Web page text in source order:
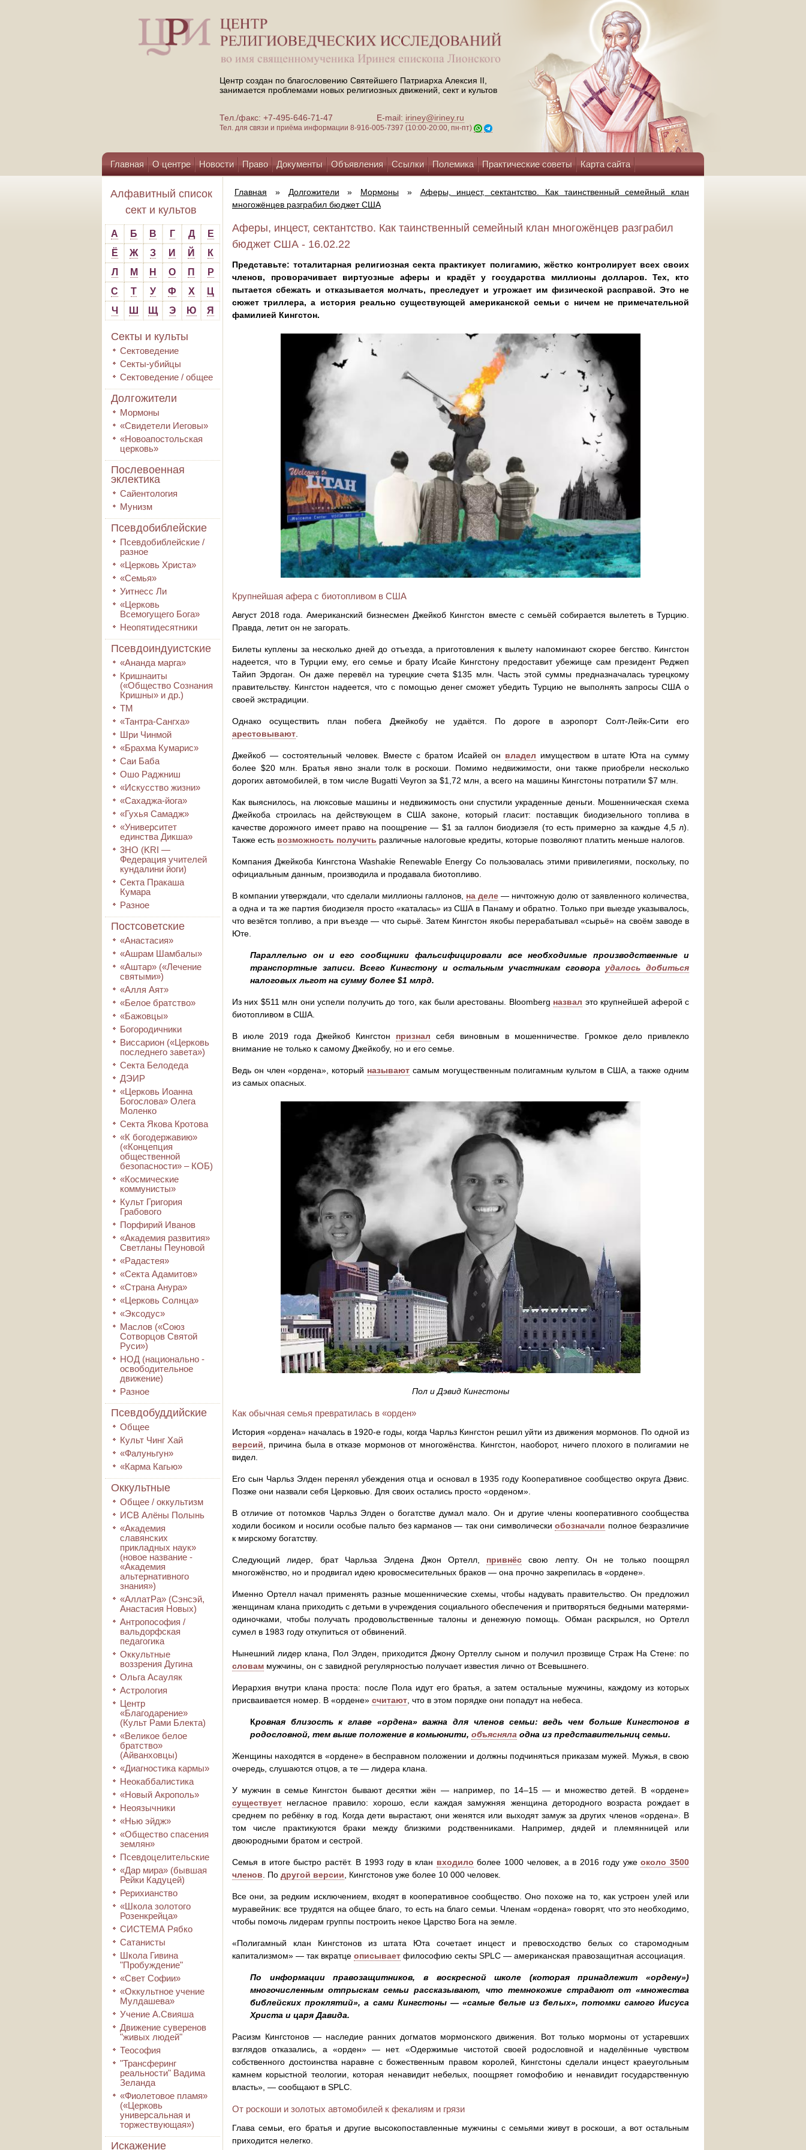
Центр создан по благословению Святейшего Патриарха Алексия II,
занимается проблемами новых религиозных движений, сект и культов
Тел./факс: +7-495-646-71-47 E-mail: iriney@iriney.ru
Тел. для связи и приёма информации 8-916-005-7397 (10:00-20:00, пн-пт)
Главная О центре Новости Право Документы Объявления Ссылки Полемика Практические советы Карта сайта
Помощь центру
Алфавитный список
сект и культов
А Б В Г Д
Е
Ё
Ж З И Й
К
Л
М Н О П
Р
С
Т У Ф Х
Ц
Ч
Ш Щ Э Ю Я
Секты и культы
Сектоведение
Секты-убийцы
Сектоведение / общее
Долгожители
Мормоны
«Свидетели Иеговы»
«Новоапостольская
церковь»
Послевоенная
эклектика
Сайентология
Мунизм
Псевдобиблейские
Псевдобиблейские /
разное
«Церковь Христа»
«Семья»
Уитнесс Ли
«Церковь
Всемогущего Бога»
Неопятидесятники
Псевдоиндуистские
«Ананда марга»
Кришнаиты
(«Общество Сознания
Кришны» и др.)
ТМ
«Тантра-Сангха»
Шри Чинмой
«Брахма Кумарис»
Саи Баба
Ошо Раджниш
«Искусство жизни»
«Сахаджа-йога»
«Гухья Самадж»
«Университет
единства Дикша»
3HO (KRI ―
Федерация учителей
кундалини йоги)
Секта Пракаша
Кумара
Разное
Постсоветские
«Анастасия»
«Ашрам Шамбалы»
«Аштар» («Лечение
святыми»)
«Алля Аят»
«Белое братство»
«Бажовцы»
Богородичники
Виссарион («Церковь
последнего завета»)
Секта Белодеда
ДЭИР
«Церковь Иоанна
Богослова» Олега
Моленко
Секта Якова Кротова
«К богодержавию»
(«Концепция
общественной
безопасности» – КОБ)
«Космические
коммунисты»
Культ Григория
Грабового
Порфирий Иванов
«Академия развития»
Светланы Пеуновой
«Радастея»
«Секта Адамитов»
«Страна Анура»
«Церковь Солнца»
«Эксодус»
Маслов («Союз
Сотворцов Святой
Руси»)
НОД (национально -
освободительное
движение)
Разное
Псевдобуддийские
Общее
Культ Чинг Хай
«Фалуньгун»
«Карма Кагью»
Оккультные
Общее / оккультизм
ИСВ Алёны Полынь
«Академия
славянских
прикладных наук»
(новое название -
«Академия
альтернативного
знания»)
«АллатРа» (Сэнсэй,
Анастасия Новых)
Антропософия /
вальдорфская
педагогика
Оккультные
воззрения Дугина
Ольга Асауляк
Астрология
Центр
«Благодарение»
(Культ Рами Блекта)
«Великое белое
братство»
(Айванховцы)
«Диагностика кармы»
Неокаббалистика
«Новый Акрополь»
Неоязычники
«Нью эйдж»
«Общество спасения
землян»
Псевдоцелительские
«Дар мира» (бывшая
Рейки Кадуцей)
Рерихианство
«Школа золотого
Розенкрейца»
СИСТЕМА Рябко
Сатанисты
Школа Гивина
"Пробуждение"
«Свет Софии»
«Оккультное учение
Мулдашева»
Учение А.Свияша
Движение суверенов
"живых людей"
Теософия
"Трансферинг
реальности" Вадима
Зеланда
«Фиолетовое пламя»
(«Церковь
универсальная и
торжествующая»)
Искажение
Главная » Долгожители » Мормоны »
Аферы, инцест, сектантство. Как таинственный семейный клан
многожёнцев разграбил бюджет США
Аферы, инцест, сектантство. Как таинственный семейный клан многожёнцев разграбил
бюджет США - 16.02.22
Представьте: тоталитарная религиозная секта практикует полигамию, жёстко контролирует всех своих
членов, проворачивает виртуозные аферы и крадёт у государства миллионы долларов. Тех, кто
пытается сбежать и отказывается молчать, преследует и угрожает им физической расправой. Это не
сюжет триллера, а история реально существующей американской семьи с ничем не примечательной
фамилией Кингстон.
Крупнейшая афера с биотопливом в США
Август 2018 года. Американский бизнесмен Джейкоб Кингстон вместе с семьёй собирается вылететь в Турцию.
Правда, летит он не загорать.
Билеты куплены за несколько дней до отъезда, а приготовления к вылету напоминают скорее бегство. Кингстон
надеется, что в Турции ему, его семье и брату Исайе Кингстону предоставит убежище сам президент Реджеп
Тайип Эрдоган. Он даже перевёл на турецкие счета $135 млн. Часть этой суммы предназначалась турецкому
правительству. Кингстон надеется, что с помощью денег сможет убедить Турцию не выполнять запросы США о
своей экстрадиции.
Однако осуществить план побега Джейкобу не удаётся. По дороге в аэропорт Солт-Лейк-Сити его
арестовывают
Джейкоб — состоятельный человек. Вместе с братом Исайей он владел имуществом в штате Юта на сумму
более $20 млн. Братья явно знали толк в роскоши. Помимо недвижимости, они также приобрели несколько
дорогих автомобилей, в том числе Bugatti Veyron за $1,72 млн, а всего на машины Кингстоны потратили $7 млн.
Как выяснилось, на люксовые машины и недвижимость они спустили украденные деньги. Мошенническая схема
Джейкоба строилась на действующем в США законе, который гласит: поставщик биодизельного топлива в
качестве дорожного имеет право на поощрение — $1 за галлон биодизеля (то есть примерно за каждые 4,5 л).
Также есть возможность получить различные налоговые кредиты, которые позволяют платить меньше налогов.
Компания Джейкоба Кингстона Washakie Renewable Energy Co пользовалась этими привилегиями, поскольку, по
официальным данным, производила и продавала биотопливо.
В компании утверждали, что сделали миллионы галлонов, на деле — ничтожную долю от заявленного количества,
а одна и та же партия биодизеля просто «каталась» из США в Панаму и обратно. Только при выезде указывалось,
что везётся топливо, а при въезде — что сырьё. Затем Кингстон якобы перерабатывал «сырьё» на своём заводе в
Юте.
Параллельно он и его сообщники фальсифицировали все необходимые производственные и
транспортные записи. Всего Кингстону и остальным участникам сговора удалось добиться
налоговых льгот на сумму более $1 млрд.
Из них $511 млн они успели получить до того, как были арестованы. Bloomberg назвал это крупнейшей аферой с
биотопливом в США.
В июле 2019 года Джейкоб Кингстон признал себя виновным в мошенничестве. Громкое дело привлекло
внимание не только к самому Джейкобу, но и его семье.
Ведь он член «ордена», который называютсамым могущественным полигамным культом в США, а также одним
из самых опасных.
Пол и Дэвид Кингстоны
Как обычная семья превратилась в «орден»
История «ордена» началась в 1920-е годы, когда Чарльз Кингстон решил уйти из движения мормонов. По одной из
версий , причина была в отказе мормонов от многожёнства. Кингстон, наоборот, ничего плохого в полигамии не
видел.
Его сын Чарльз Элден перенял убеждения отца и основал в 1935 году Кооперативное сообщество округа Дэвис.
Позже они назвали себя Церковью. Для своих остались просто «орденом».
В отличие от потомков Чарльз Элден о богатстве думал мало. Он и другие члены кооперативного сообщества
ходили босиком и носили особые пальто без карманов — так они символическиобозначали полное безразличие
к мирскому богатству.
Следующий лидер, брат Чарльза Элдена Джон Ортелл, привнёс свою лепту. Он не только поощрял
многожёнство, но и продвигал идею кровосмесительных браков — она прочно закрепилась в «ордене».
Именно Ортелл начал применять разные мошеннические схемы, чтобы надувать правительство. Он предложил
женщинам клана приходить с детьми в учреждения социального обеспечения и притворяться бедными матерями-
одиночками, чтобы получать продовольственные талоны и денежную помощь. Обман раскрылся, но Ортелл
сумел в 1983 году откупиться от обвинений.
Нынешний лидер клана, Пол Элден, приходится Джону Ортеллу сыном и получил прозвище Страж На Стене: по
словам мужчины, он с завидной регулярностью получает известия лично от Всевышнего.
Иерархия внутри клана проста: после Пола идут его братья, а затем остальные мужчины, каждому из которых
присваивается номер. В «ордене» считают , что в этом порядке они попадут на небеса.
Кровная близость к главе «ордена» важна для членов семьи: ведь чем больше Кингстонов в
родословной, тем выше положение в комьюнити, объясняла одна из представительниц семьи.
Женщины находятся в «ордене» в бесправном положении и должны подчиняться приказам мужей. Мужья, в свою
очередь, слушаются отцов, а те — лидера клана.
У мужчин в семье Кингстон бывают десятки жён — например, по 14–15 — и множество детей. В «ордене»
существует негласное правило: хорошо, если каждая замужняя женщина детородного возраста рождает в
среднем по ребёнку в год. Когда дети вырастают, они женятся или выходят замуж за других членов «ордена». В
том числе практикуются браки между близкими родственниками. Например, дядей и племянницей или
двоюродными братом и сестрой.
Семья в итоге быстро растёт. В 1993 году в клан входило более 1000 человек, а в 2016 году ужеоколо 3500
членов . По другой версии , Кингстонов уже более 10 000 человек.
Все они, за редким исключением, входят в кооперативное сообщество. Оно похоже на то, как устроен улей или
муравейник: все трудятся на общее благо, то есть на благо семьи. Членам «ордена» говорят, что это необходимо,
чтобы помочь лидерам группы построить некое Царство Бога на земле.
«Полигамный клан Кингстонов из штата Юта сочетает инцест и превосходство белых со старомодным
капитализмом» — так вкратце описывает философию секты SPLC — американская правозащитная ассоциация.
По информации правозащитников, в воскресной школе (которая принадлежит «ордену»)
многочисленным отпрыскам семьи рассказывают, что темнокожие страдают от «множества
библейских проклятий», а сами Кингстоны — «самые белые из белых», потомки самого Иисуса
Христа и царя Давида.
Расизм Кингстонов — наследие ранних догматов мормонского движения. Вот только мормоны от устаревших
взглядов отказались, а «орден» — нет. «Одержимые чистотой своей родословной и наделённые чувством
собственного достоинства наравне с божественным правом королей, Кингстоны сделали инцест краеугольным
камнем корыстной теологии, которая ненавидит небелых, поощряет гомофобию и ненавидит государственную
власть», — сообщают в SPLC.
От роскоши и золотых автомобилей к фекалиям и грязи
Глава семьи, его братья и другие высокопоставленные мужчины с семьями живут в роскоши, а вот остальным
приходится нелегко.